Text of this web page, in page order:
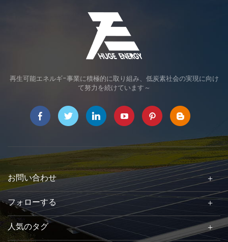
再生可能エネルギ-事業に積極的に取り組み、低炭素社会の実現に向け
て努力を続けています～
お問い合わせ
フォローする
人気のタグ